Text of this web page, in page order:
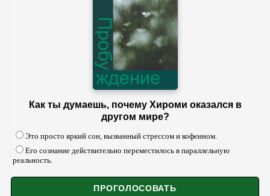
Как ты думаешь, почему Хироми оказался в
другом мире?
Это просто яркий сон, вызванный стрессом и кофеином.
Его сознание действительно переместилось в параллельную
реальность.